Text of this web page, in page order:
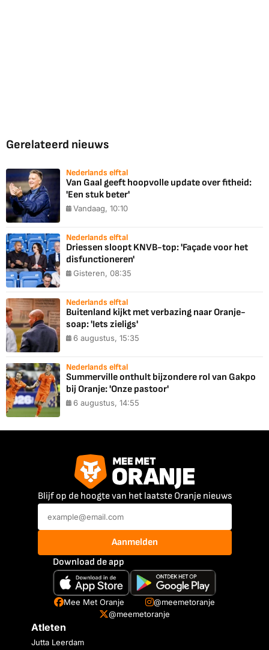
Gerelateerd nieuws
Nederlands elftal
Van Gaal geeft hoopvolle update over fitheid:
'Een stuk beter'
Vandaag, 10:10
Nederlands elftal
Driessen sloopt KNVB-top: 'Façade voor het
disfunctioneren'
Gisteren, 08:35
Nederlands elftal
Buitenland kijkt met verbazing naar Oranje-
soap: 'Iets zieligs'
6 augustus, 15:35
Nederlands elftal
Summerville onthult bijzondere rol van Gakpo
bij Oranje: 'Onze pastoor'
6 augustus, 14:55
Blijf op de hoogte van het laatste Oranje nieuws
Aanmelden
Download de app
Mee Met Oranje
@meemetoranje
@meemetoranje
Atleten
Jutta Leerdam